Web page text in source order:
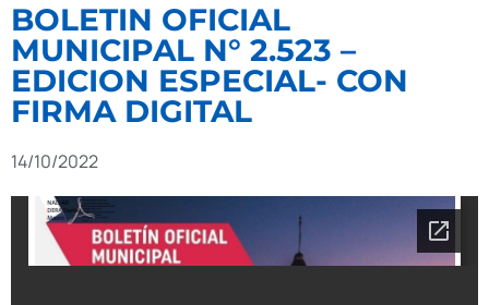
BOLETIN OFICIAL
MUNICIPAL N° 2.523 –
EDICION ESPECIAL- CON
FIRMA DIGITAL
14/10/2022